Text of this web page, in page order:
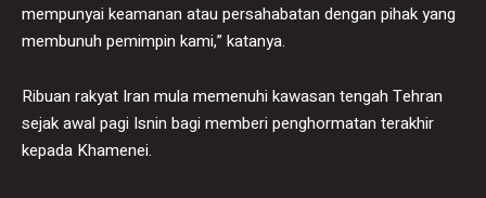
mempunyai keamanan atau persahabatan dengan pihak yang
membunuh pemimpin kami,” katanya.
Ribuan rakyat Iran mula memenuhi kawasan tengah Tehran
sejak awal pagi Isnin bagi memberi penghormatan terakhir
kepada Khamenei.